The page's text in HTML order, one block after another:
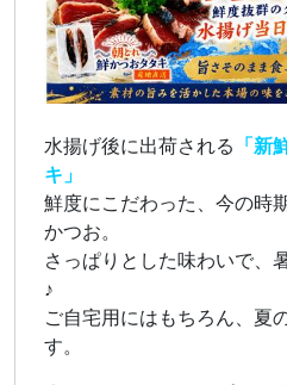
水揚げ後に出荷される
「新
キ」
鮮度にこだわった、今の時
かつお。
さっぱりとした味わいで、
♪
ご自宅用にはもちろん、夏
す。